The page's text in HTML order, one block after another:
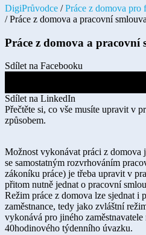
DigiPrůvodce /Práce z domova
/ Práce z domova a pracovní smlouva
Práce z domova a pracovní
Sdílet na Facebooku
Sdílet na LinkedIn
Přečtěte si, co vše musíte upravit v
způsobem.
Možnost vykonávat práci z domova
se samostatným rozvrhováním
zákoníku práce) je třeba upravit v
přitom nutně jednat o pracovní
Režim práce z domova lze sjednat i
zaměstnance, tedy jako zvláštní
vykonává pro jiného zaměstnavatele
40hodinového týdenního úvazku.